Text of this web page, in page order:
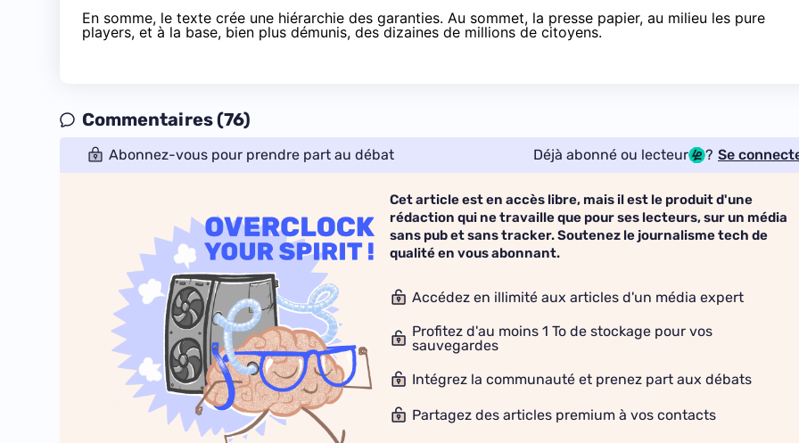
En somme, le texte crée une hiérarchie des garanties. Au sommet, la presse papier, au milieu les pure
players, et à la base, bien plus démunis, des dizaines de millions de citoyens.
Commentaires (76)
Abonnez-vous pour prendre part au débat Déjà abonné ou lecteur ? Se
Cet article est en accès libre, mais il est le produit d'une
rédaction qui ne travaille que pour ses lecteurs, sur un média
sans pub et sans tracker. Soutenez le journalisme tech de
qualité en vous abonnant.
Accédez en illimité aux articles d'un média expert
Profitez d'au moins 1 To de stockage pour vos
sauvegardes
Intégrez la communauté et prenez part aux débats
Partagez des articles premium à vos contacts